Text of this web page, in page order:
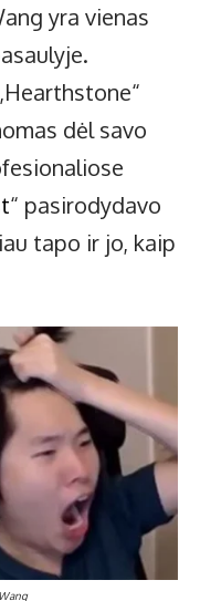
yra vienas
dėl savo
“ pasirodydavo
tapo ir jo, kaip